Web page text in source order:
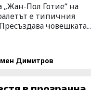
„Жан-Пол Готие“ на
е типичния
човешката...
Димитров